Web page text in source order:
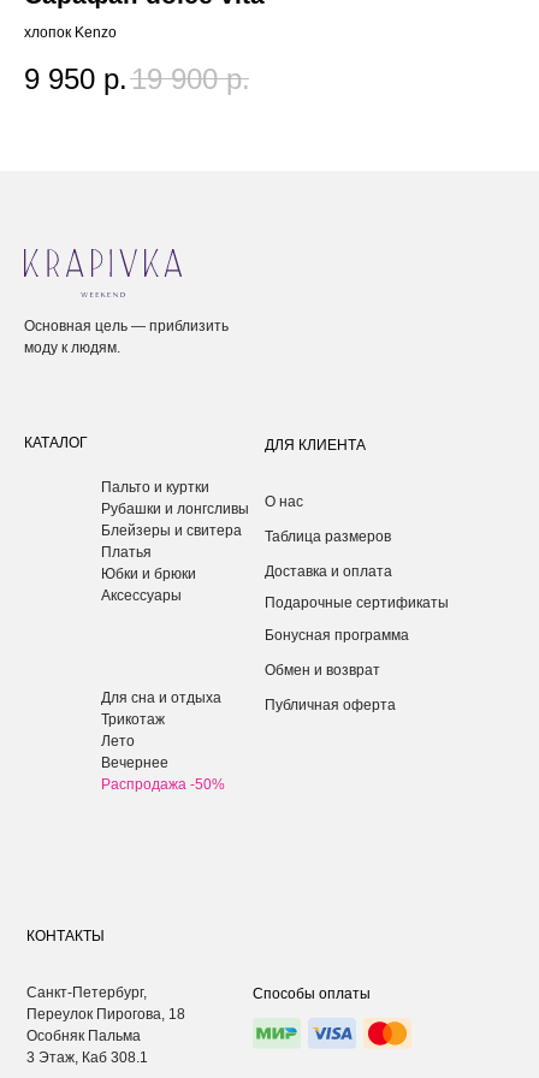
хлопок Kenzo
9 950 р.19 900 р.
КАТАЛОГ
Способы оплаты
Основная цель — приблизить
моду к людям.
Санкт-Петербург,
Переулок Пирогова, 18
Особняк Пальма
3 Этаж, Каб 308.1
КОНТАКТЫ
О нас
Таблица размеров
Доставка и оплата
ДЛЯ КЛИЕНТА
Обмен и возврат
Бонусная программа
Публичная оферта
Подарочные сертификаты
Для сна и отдыха
Трикотаж
Лето
Вечернее
Распродажа -50%
Пальто и куртки
Рубашки и лонгсливы
Блейзеры и свитера
Платья
Юбки и брюки
Аксессуары